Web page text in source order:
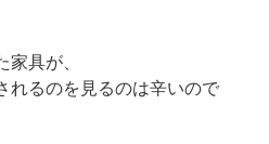
具が、
れるのを見るのは辛いので